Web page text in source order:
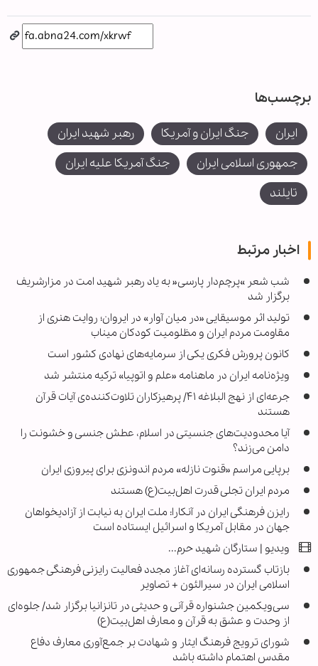
برچسب‌ها
ایران جنگ ایران و آمریکا
رهبر شهید ایران
جمهوری اسلامی ایران
جنگ آمریکا علیه ایران
تایلند
اخبار مرتبط
شب شعر »پرچم‌دار پارسی« به یاد رهبر شهید امت در مزارشریف
برگزار شد
تولید اثر موسیقایی «در میان آوار» در ایروان؛ روایت هنری از
مقاومت مردم ایران و مظلومیت کودکان میناب
کانون پرورش فکری یکی از سرمایه‌های نهادی کشور است
ویژه‌نامه ایران در ماهنامه «علم و اتوپیا» ترکیه منتشر شد
جرعه‌ای از نهج البلاغه ۴۱/ پرهیزکاران تلاوت‌کننده‌ی آیات قرآن
هستند
آیا محدودیت‌های جنسیتی در اسلام، عطش جنسی و خشونت را
دامن می‌زند؟
برپایی مراسم «قنوت نازله» مردم اندونزی برای پیروزی ایران
مردم ایران تجلی قدرت اهل‌بیت(ع) هستند
رایزن فرهنگی ایران در آنکارا: ملت ایران به نیابت از آزادیخواهان
جهان در مقابل آمریکا و اسرائیل ایستاده است
ویدیو | ستارگان شهید حرم...
بازتاب گسترده رسانه‌ای آغاز مجدد فعالیت رایزنی فرهنگی جمهوری
اسلامی ایران در سیرالئون + تصاویر
سی‌ویکمین جشنواره قرآنی و حدیثی در تانزانیا برگزار شد/ جلوه‌ای
از وحدت و عشق به قرآن و معارف اهل‌بیت(ع)
شورای ترویج فرهنگ ایثار و شهادت بر جمع‌آوری معارف دفاع
مقدس اهتمام داشته باشد